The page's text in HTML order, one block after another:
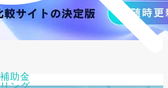
助金
ング